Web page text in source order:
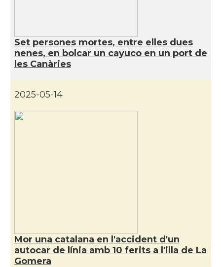
Set persones mortes, entre elles dues
nenes, en bolcar un cayuco en un port de
les Canàries
2025-05-14
Mor una catalana en l'accident d'un
autocar de línia amb 10 ferits a l'illa de La
Gomera